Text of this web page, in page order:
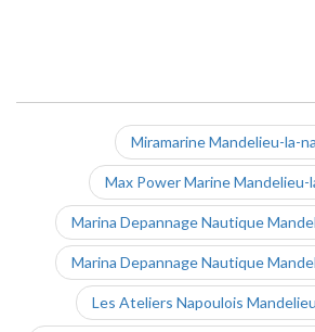
Miramarine Mandelieu-la-
Max Power Marine Mandelieu-
Marina Depannage Nautique
Marina Depannage Nautique
Les Ateliers Napoulois